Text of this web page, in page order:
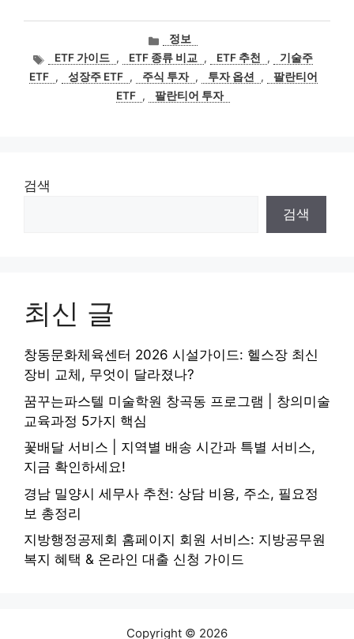
카
테
고
리
정보
태
그
ETF 가이드 , ETF 종류 비교 , ETF 추천 ,
기술주
ETF , 성장주 ETF , 주식 투자 , 투자 옵션 ,
팔란티어
ETF , 팔란티어 투자
검색
검색
최신 글
창동문화체육센터 2026 시설가이드: 헬스장 최신
장비 교체, 무엇이 달라졌나?
꿈꾸는파스텔 미술학원 창곡동 프로그램 | 창의미술
교육과정 5가지 핵심
꽃배달 서비스 | 지역별 배송 시간과 특별 서비스,
지금 확인하세요!
경남 밀양시 세무사 추천: 상담 비용, 주소, 필요정
보 총정리
지방행정공제회 홈페이지 회원 서비스: 지방공무원
복지 혜택 & 온라인 대출 신청 가이드
Copyright © 2026